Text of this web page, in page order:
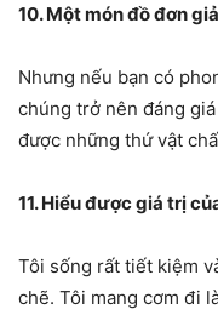
10. Một món đồ đơn
Nhưng nếu bạn có
chúng trở nên đáng
được những thứ vật
11. Hiểu được giá trị
Tôi sống rất tiết kiệm
chẽ. Tôi mang cơm đi